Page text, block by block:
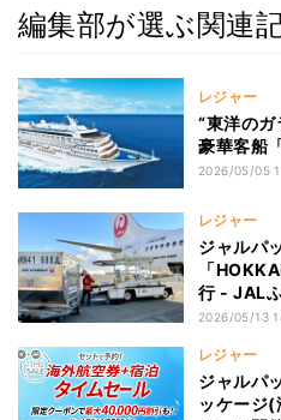
編集部が選ぶ関連
レジャー
“東洋の
豪華客船
2026/05/05
レジャー
ジャルパ
「
行 - JAL
を巡る5-6
2026/05/13
レジャー
ジャルパ
ッケージ